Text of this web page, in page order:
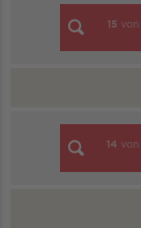
15 von
14 von